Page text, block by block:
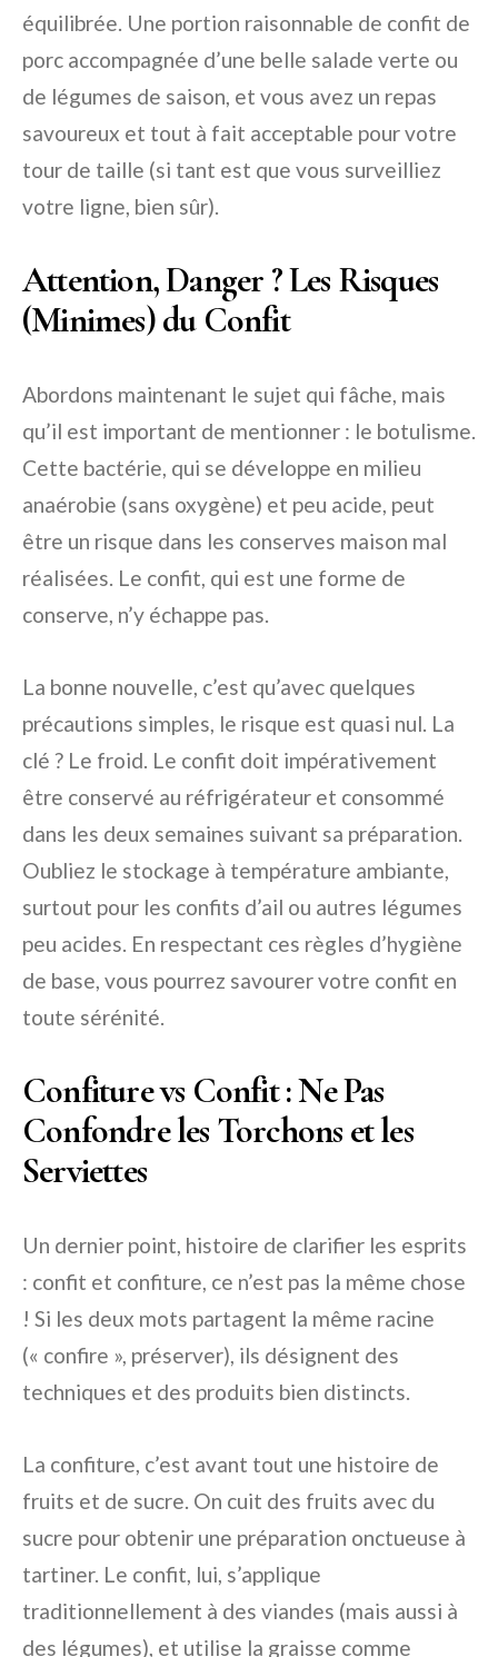
équilibrée. Une portion raisonnable de confit de
porc accompagnée d’une belle salade verte ou
de légumes de saison, et vous avez un repas
savoureux et tout à fait acceptable pour votre
tour de taille (si tant est que vous surveilliez
votre ligne, bien sûr).
Attention, Danger ? Les Risques
(Minimes) du Confit
Abordons maintenant le sujet qui fâche, mais
qu’il est important de mentionner : le botulisme.
Cette bactérie, qui se développe en milieu
anaérobie (sans oxygène) et peu acide, peut
être un risque dans les conserves maison mal
réalisées. Le confit, qui est une forme de
conserve, n’y échappe pas.
La bonne nouvelle, c’est qu’avec quelques
précautions simples, le risque est quasi nul. La
clé ? Le froid. Le confit doit impérativement
être conservé au réfrigérateur et consommé
dans les deux semaines suivant sa préparation.
Oubliez le stockage à température ambiante,
surtout pour les confits d’ail ou autres légumes
peu acides. En respectant ces règles d’hygiène
de base, vous pourrez savourer votre confit en
toute sérénité.
Confiture vs Confit : Ne Pas
Confondre les Torchons et les
Serviettes
Un dernier point, histoire de clarifier les esprits
: confit et confiture, ce n’est pas la même chose
! Si les deux mots partagent la même racine
(« confire », préserver), ils désignent des
techniques et des produits bien distincts.
La confiture, c’est avant tout une histoire de
fruits et de sucre. On cuit des fruits avec du
sucre pour obtenir une préparation onctueuse à
tartiner. Le confit, lui, s’applique
traditionnellement à des viandes (mais aussi à
des légumes), et utilise la graisse comme